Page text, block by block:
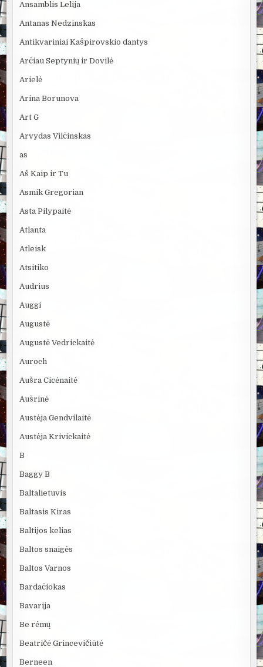
Ansamblis Lelija
Antanas Nedzinskas
Antikvariniai Kašpirovskio dantys
Arčiau Septynių ir Dovilė
Arielė
Arina Borunova
Art G
Arvydas Vilčinskas
as
Aš Kaip ir Tu
Asmik Gregorian
Asta Pilypaitė
Atlanta
Atleisk
Atsitiko
Audrius
Auggi
Augustė
Augustė Vedrickaitė
Auroch
Aušra Cicėnaitė
Aušrinė
Austėja Gendvilaitė
Austėja Krivickaitė
B
Baggy B
Baltalietuvis
Baltasis Kiras
Baltijos kelias
Baltos snaigės
Baltos Varnos
Bardačiokas
Bavarija
Be rėmų
Beatričė Grincevičiūtė
Berneen